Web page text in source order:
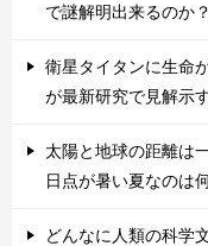
で謎解明出来るのか？
衛星タイタンに生命
が最新研究で見解示
太陽と地球の距離は
日点が暑い夏なのは
どんなに人類の科学